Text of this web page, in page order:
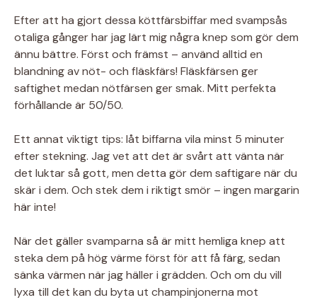
Efter att ha gjort dessa köttfärsbiffar med svampsås
otaliga gånger har jag lärt mig några knep som gör dem
ännu bättre. Först och främst – använd alltid en
blandning av nöt- och fläskfärs! Fläskfärsen ger
saftighet medan nötfärsen ger smak. Mitt perfekta
förhållande är 50/50.
Ett annat viktigt tips: låt biffarna vila minst 5 minuter
efter stekning. Jag vet att det är svårt att vänta när
det luktar så gott, men detta gör dem saftigare när du
skär i dem. Och stek dem i riktigt smör – ingen margarin
här inte!
När det gäller svamparna så är mitt hemliga knep att
steka dem på hög värme först för att få färg, sedan
sänka värmen när jag häller i grädden. Och om du vill
lyxa till det kan du byta ut champinjonerna mot